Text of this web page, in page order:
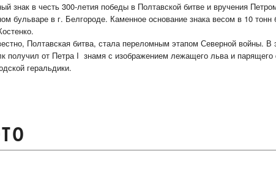
знак в честь 300-летия победы в Полтавской битве и вручения
бульваре в г. Белгороде. Каменное основание знака весом в 10
Полтавская битва, стала переломным этапом Северной войны.
получил от Петра I знамя с изображением лежащего льва и
геральдики.